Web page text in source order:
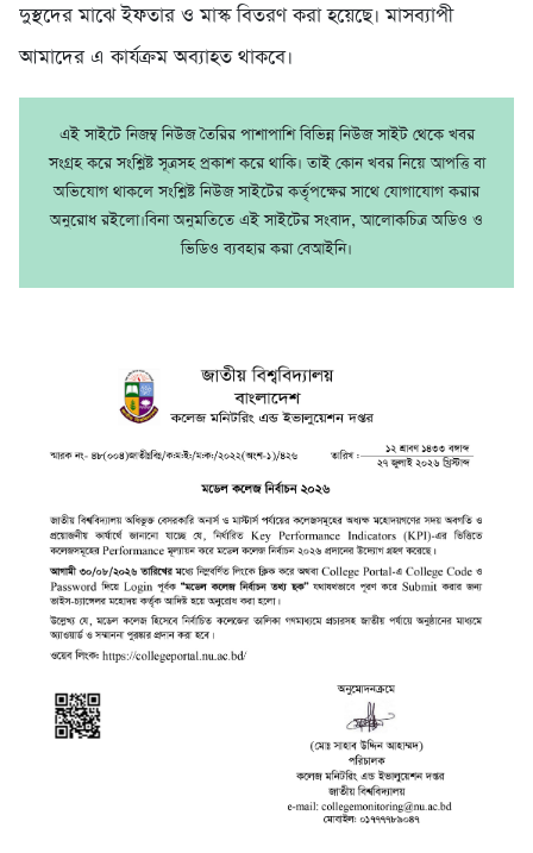
দুস্থদের মাঝে ইফতার ও মাস্ক বিতরণ করা হয়েছে। মাসব্যাপী
আমাদের এ কার্যক্রম অব্যাহত থাকবে।
এই সাইটে নিজম্ব নিউজ তৈরির পাশাপাশি বিভিন্ন নিউজ সাইট থেকে খবর
সংগ্রহ করে সংশ্লিষ্ট সূত্রসহ প্রকাশ করে থাকি। তাই কোন খবর নিয়ে আপত্তি বা
অভিযোগ থাকলে সংশ্লিষ্ট নিউজ সাইটের কর্তৃপক্ষের সাথে যোগাযোগ করার
অনুরোধ রইলো।বিনা অনুমতিতে এই সাইটের সংবাদ, আলোকচিত্র অডিও ও
ভিডিও ব্যবহার করা বেআইনি।